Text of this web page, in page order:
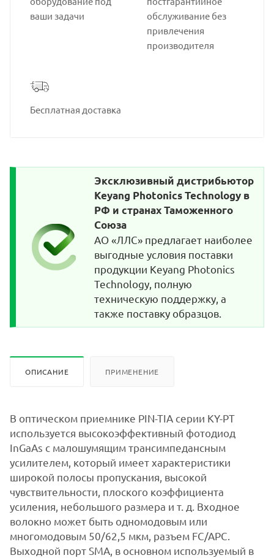
ваши задачи
обслуживание без
привлечения
производителя
Бесплатная доставка
Эксклюзивный дистрибьютор
Keyang Photonics Technology в
РФ и странах Таможенного
Союза
АО «ЛЛС» предлагает наиболее
выгодные условия поставки
продукции Keyang Photonics
Technology, полную
техническую поддержку, а
также поставку образцов.
ОПИСАНИЕ ПРИМЕНЕНИЕ
В оптическом приемнике PIN-TIA серии KY-PT
используется высокоэффективный фотодиод
InGaAs с малошумящим трансимпедансным
усилителем, который имеет характеристики
широкой полосы пропускания, высокой
чувствительности, плоского коэффициента
усиления, небольшого размера и т. д. Входное
волокно может быть одномодовым или
многомодовым 50/62,5 мкм, разъем FC/APC.
Выходной порт SMA, в основном используемый в